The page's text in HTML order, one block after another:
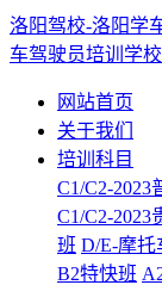
洛阳驾校-洛阳学
车驾驶员培训学校
网站首页
关于我们
培训科目
C1/C2-2023
C1/C2-2023
班 D/E-摩托
B2特快班